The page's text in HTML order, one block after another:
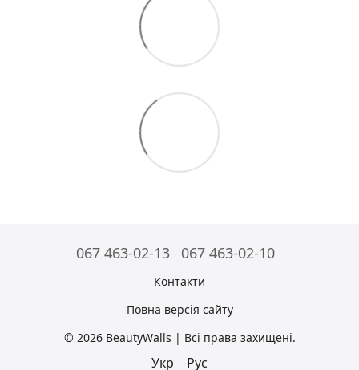
067 463-02-13 067 463-02-10
Контакти
Повна версія сайту
© 2026 BeautyWalls | Всі права захищені.
Укр Рус